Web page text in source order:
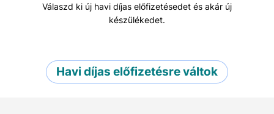
Válaszd ki új havi díjas előfizetésedet és akár új
készülékedet.
Havi díjas előfizetésre váltok